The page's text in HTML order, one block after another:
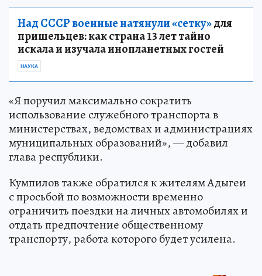
Над СССР военные натянули «сетку»для
пришельцев: как страна 13 лет тайно
искала и изучала инопланетных гостей
НАУКА
«Я поручил максимально сократить
использование служебного транспорта в
министерствах, ведомствах и администрациях
муниципальных образований», — добавил
глава республики.
Кумпилов также обратился к жителям Адыгеи
с просьбой по возможности временно
ограничить поездки на личных автомобилях и
отдать предпочтение общественному
транспорту, работа которого будет усилена.